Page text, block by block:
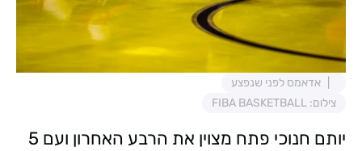
אדאמס לפני שנפצע
צילום: FIBA BASKETBALL
יותם חנוכי פתח מצוין את הרבע האחרון ועם 5